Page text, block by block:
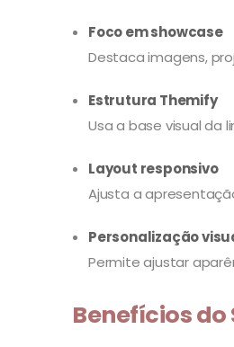
Foco em showcase
Destaca imagens,
Estrutura Themify
Usa a base visual da
Layout responsivo
Ajusta a
Personalização
Permite ajustar
Benefícios do